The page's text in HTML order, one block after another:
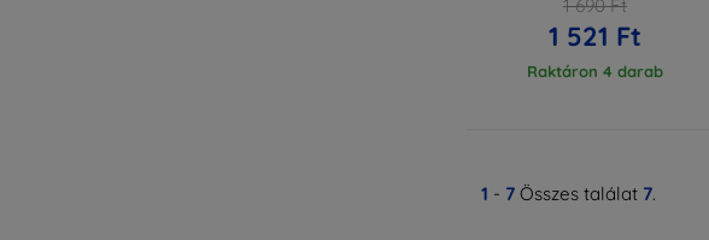
1 690 Ft
1 521 Ft
Raktáron 4 darab
1 - 7 Összes találat 7.